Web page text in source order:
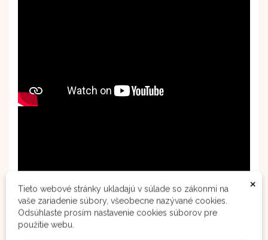
×
Tieto webové stránky ukladajú v súlade so zákonmi na
vaše zariadenie súbory, všeobecne nazývané cookies.
Odsúhlaste prosím nastavenie cookies súborov pre
použitie webu.